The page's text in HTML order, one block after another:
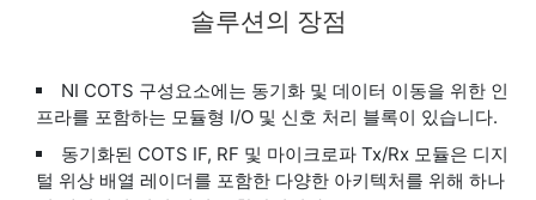
솔루션의 장점
NI COTS 구성요소에는 동기화 및 데이터 이동을 위한 인
프라를 포함하는 모듈형 I/O 및 신호 처리 블록이 있습니다.
동기화된 COTS IF, RF 및 마이크로파 Tx/Rx 모듈은 디지
털 위상 배열 레이더를 포함한 다양한 아키텍처를 위해 하나